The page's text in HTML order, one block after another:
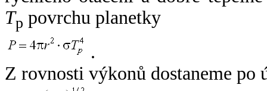
Tp povrchu planetky
.
Z rovnosti výkonů dostaneme po